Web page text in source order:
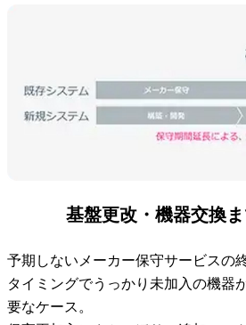
基盤更改・機器交換
予期しないメーカー保守サービスの
タイミングでうっかり未加入の機器
要なケース。